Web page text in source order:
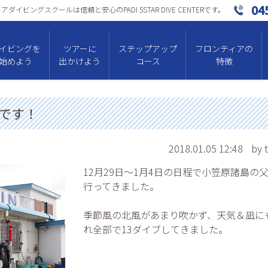
ダイビングスクールは信頼と安⼼のPADI 5STAR DIVE CENTERです。
ビングを
めよう
ツアーに
出かけよう
ステップアップ
コース
フロンティアの
特徴
す！
2018.01.05 12:48
by
12月29日～1月4日の日程で小笠原諸島の
行ってきました。
季節風の北風があまり吹かず、天気＆凪に
れ全部で13ダイブしてきました。